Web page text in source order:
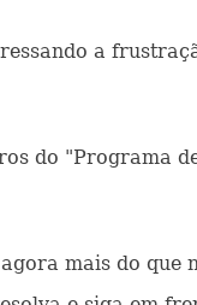
a
do "Programa
mais do que